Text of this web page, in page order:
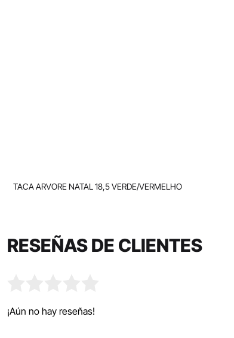
TACA ARVORE NATAL 18,5 VERDE/VERMELHO
RESEÑAS DE CLIENTES
¡Aún no hay reseñas!